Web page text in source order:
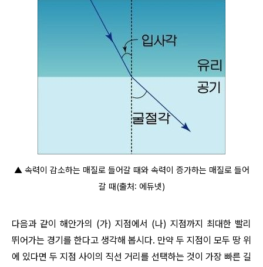
▲ 속력이 감소하는 매질로 들어갈 때와 속력이 증가하는 매질로 들어
갈 때(출처: 에듀넷)
다음과 같이 해안가의 (가) 지점에서 (나) 지점까지 최대한 빨리
뛰어가는 경기를 한다고 생각해 봅시다. 만약 두 지점이 모두 땅 위
에 있다면 두 지점 사이의 직선 거리를 선택하는 것이 가장 빠른 길